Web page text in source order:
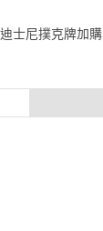
士尼撲克牌加購